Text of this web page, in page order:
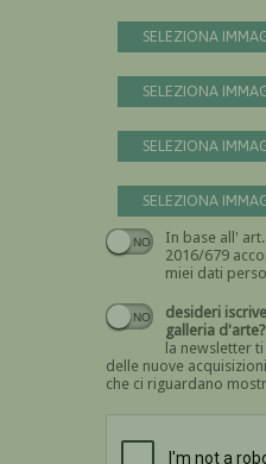
SELEZIONA
SELEZIONA
SELEZIONA
SELEZIONA
In base all' art.
2016/679 acconsento al
miei dati
desideri iscriverti
galleria d'arte?
la newsletter
delle nuove
che ci riguardano